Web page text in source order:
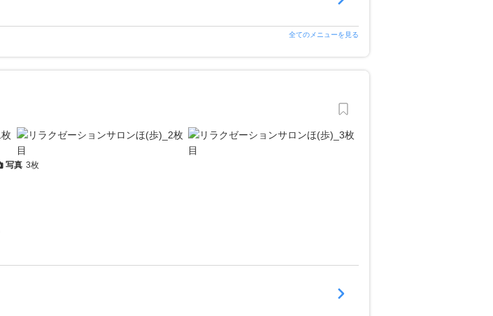
全てのメニューを見る
写真 3枚